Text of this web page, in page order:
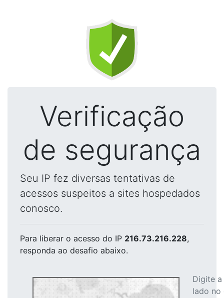
Verificação
de segurança
Seu IP fez diversas tentativas de
acessos suspeitos a sites hospedados
conosco.
Para liberar o acesso do IP 216.73.216.228,
responda ao desafio abaixo.
Digite
lado no